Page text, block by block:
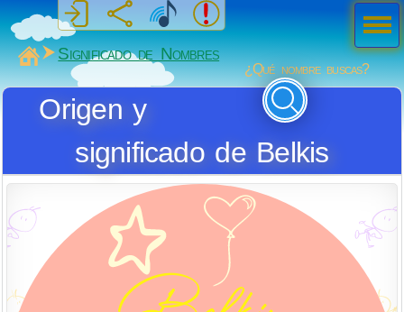
MiSabueso
Significado de Nombres
¿Qué nombre buscas?
Origen y
significado de Belkis
Men
ú